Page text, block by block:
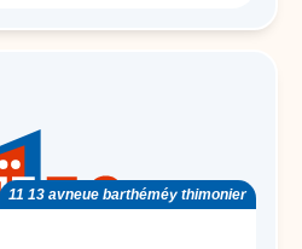
11 13 avneue barthéméy thimonier